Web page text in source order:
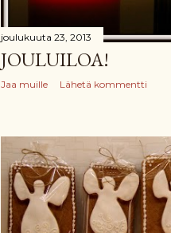
joulukuuta 23, 2013
JOULUILOA!
Jaa muille Lähetä kommentti